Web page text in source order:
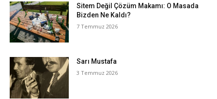
Sitem Değil Çözüm Makamı: O Masada
Bizden Ne Kaldı?
7 Temmuz 2026
Sarı Mustafa
3 Temmuz 2026